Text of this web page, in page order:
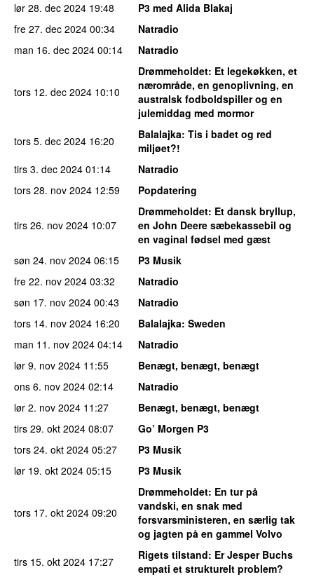
lør 28. dec 2024 19:48
P3 med Alida Blakaj
fre 27. dec 2024 00:34
Natradio
man 16. dec 2024 00:14 Natradio
tors 12. dec 2024 10:10
Drømmeholdet: Et legekøkken, et
nærområde, en genoplivning, en
australsk fodboldspiller og en
julemiddag med mormor
tors 5. dec 2024 16:20 Balalajka: Tis i badet og red
miljøet?!
tirs 3. dec 2024 01:14
Natradio
tors 28. nov 2024 12:59 Popdatering
tirs 26. nov 2024 10:07
Drømmeholdet: Et dansk bryllup,
en John Deere sæbekassebil og
en vaginal fødsel med gæst
søn 24. nov 2024 06:15
P3 Musik
fre 22. nov 2024 03:32
Natradio
søn 17. nov 2024 00:43
Natradio
tors 14. nov 2024 16:20 Balalajka: Sweden
man 11. nov 2024 04:14
Natradio
lør 9. nov 2024 11:55
Benægt, benægt, benægt
ons 6. nov 2024 02:14
Natradio
lør 2. nov 2024 11:27
Benægt, benægt, benægt
tirs 29. okt 2024 08:07
Go’ Morgen P3
tors 24. okt 2024 05:27
P3 Musik
lør 19. okt 2024 05:15 P3 Musik
tors 17. okt 2024 09:20
Drømmeholdet: En tur på
vandski, en snak med
forsvarsministeren, en særlig tak
og jagten på en gammel Volvo
tirs 15. okt 2024 17:27 Rigets tilstand: Er Jesper Buchs
empati et strukturelt problem?